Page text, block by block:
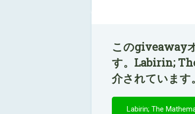
このgiveaway
す。Labirin;
介されています。
Labirin; The